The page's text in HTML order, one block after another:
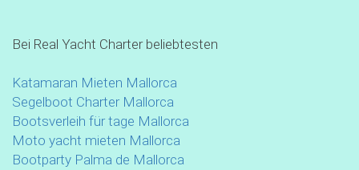
Bei Real Yacht Charter beliebtesten
Katamaran Mieten Mallorca
Segelboot Charter Mallorca
Bootsverleih für tage Mallorca
Moto yacht mieten Mallorca
Bootparty Palma de Mallorca